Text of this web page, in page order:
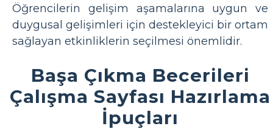
Öğrencilerin gelişim aşamalarına uygun ve
duygusal gelişimleri için destekleyici bir ortam
sağlayan etkinliklerin seçilmesi önemlidir.
Başa Çıkma Becerileri
Çalışma Sayfası Hazırlama
İpuçları